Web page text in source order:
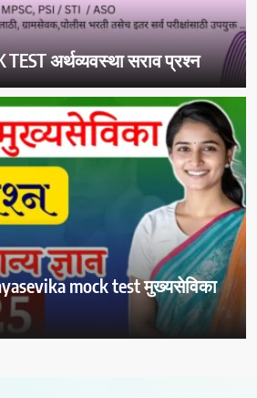
TEST अर्थव्यवस्था सराव प्रश्न
mock test मुख्यसेविका